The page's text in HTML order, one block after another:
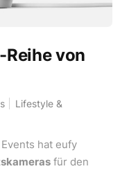
Reihe von
Lifestyle &
hat eufy
für den